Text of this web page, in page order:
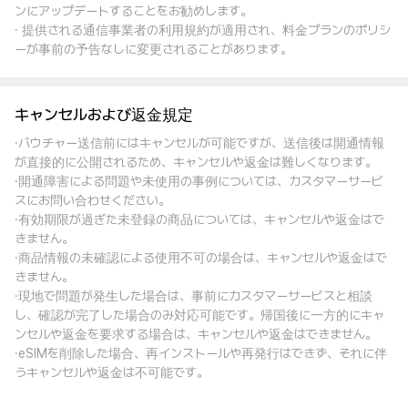
ンにアップデートすることをお勧めします。
· 提供される通信事業者の利用規約が適用され、料金プランのポリシ
ーが事前の予告なしに変更されることがあります。
キャンセルおよび返金規定
·バウチャー送信前にはキャンセルが可能ですが、送信後は開通情報
が直接的に公開されるため、キャンセルや返金は難しくなります。
·開通障害による問題や未使用の事例については、カスタマーサービ
スにお問い合わせください。
·有効期限が過ぎた未登録の商品については、キャンセルや返金はで
きません。
·商品情報の未確認による使用不可の場合は、キャンセルや返金はで
きません。
·現地で問題が発生した場合は、事前にカスタマーサービスと相談
し、確認が完了した場合のみ対応可能です。帰国後に一方的にキャ
ンセルや返金を要求する場合は、キャンセルや返金はできません。
·eSIMを削除した場合、再インストールや再発行はできず、それに伴
うキャンセルや返金は不可能です。